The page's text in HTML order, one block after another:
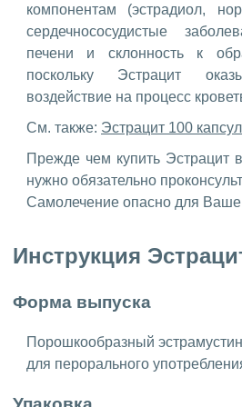
компонентам (эстрадиол,
сердечнососудистые
печени и склонность к
поскольку Эстрацит
воздействие на процесс
См. также: Эстрацит 100
Прежде чем купить Эстрацит
нужно обязательно
Самолечение опасно для
Инструкция
Форма выпуска
Порошкообразный
для перорального